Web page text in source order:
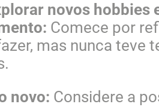
novos hobbies
Comece por
mas nunca teve
novo: Considere a